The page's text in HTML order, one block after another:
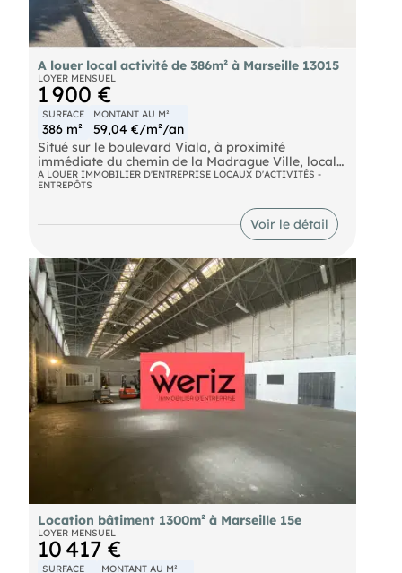
A louer local activité de 386m² à Marseille 13015
LOYER MENSUEL
1 900 €
SURFACE
386 m²
MONTANT AU M²
59,04 €/m²/an
Situé sur le boulevard Viala, à proximité
immédiate du chemin de la Madrague Ville, local
d'activités/entrepôt d'une surface totale de
385,79m2, avec hall entrée, bureaux, petite cuisine,
sanitaires, deux grandes pièces avec un point
d'eau, et une mezzanine.Des travaux
d'aménagement sont à prévoir afin d'adapter le
A LOUER IMMOBILIER D'ENTREPRISE LOCAUX D'ACTIVITÉS -
ENTREPÔTS
Voir le détail
Location bâtiment 1300m² à Marseille 15e
LOYER MENSUEL
10 417 €
SURFACE MONTANT AU M²